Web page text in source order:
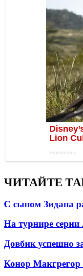
ЧИТАЙТЕ
С сыном Зидана
На турнире серии
Довбик успешно
Конор Макгрегор